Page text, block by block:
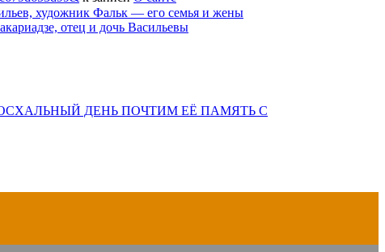
художник Фальк — его семья и жены
отец и дочь Васильевы
ДЕНЬ ПОЧТИМ ЕЁ ПАМЯТЬ С